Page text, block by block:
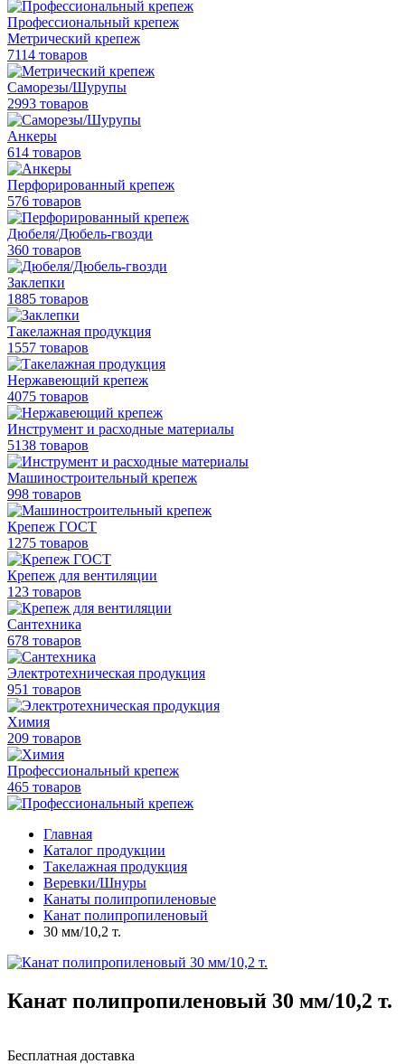
Профессиональный крепеж
Метрический крепеж
7114 товаров
Саморезы/Шурупы
2993 товаров
Анкеры
614 товаров
Перфорированный крепеж
576 товаров
Дюбеля/Дюбель-гвозди
360 товаров
Заклепки
1885 товаров
Такелажная продукция
1557 товаров
Нержавеющий крепеж
4075 товаров
Инструмент и расходные материалы
5138 товаров
Машиностроительный крепеж
998 товаров
Крепеж ГОСТ
1275 товаров
Крепеж для вентиляции
123 товаров
Сантехника
678 товаров
Электротехническая продукция
951 товаров
Химия
209 товаров
Профессиональный крепеж
465 товаров
Главная
Каталог продукции
Такелажная продукция
Веревки/Шнуры
Канаты полипропиленовые
Канат полипропиленовый
30 мм/10,2 т.
Канат полипропиленовый 30 мм/10,2 т.
Бесплатная доставка